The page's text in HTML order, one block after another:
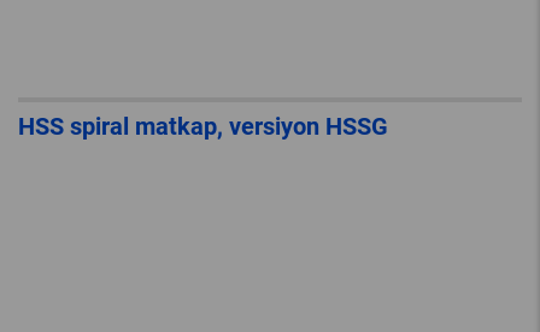
HSS spiral matkap, versiyon HSSG